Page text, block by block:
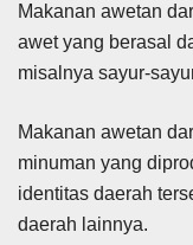
Makanan awetan
awet yang berasal
misalnya sayur-
Makanan awetan
minuman yang
identitas daerah
daerah lainnya.